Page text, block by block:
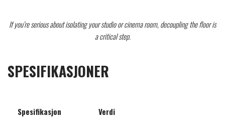
If you’re serious about isolating your studio or cinema room, decoupling the floor is
a critical step.
SPESIFIKASJONER
Spesifikasjon Verdi